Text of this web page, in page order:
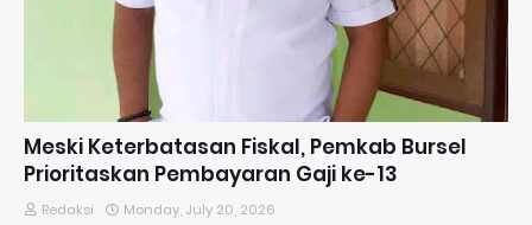
Meski Keterbatasan Fiskal, Pemkab Bursel
Prioritaskan Pembayaran Gaji ke-13
Redaksi Monday, July 20, 2026